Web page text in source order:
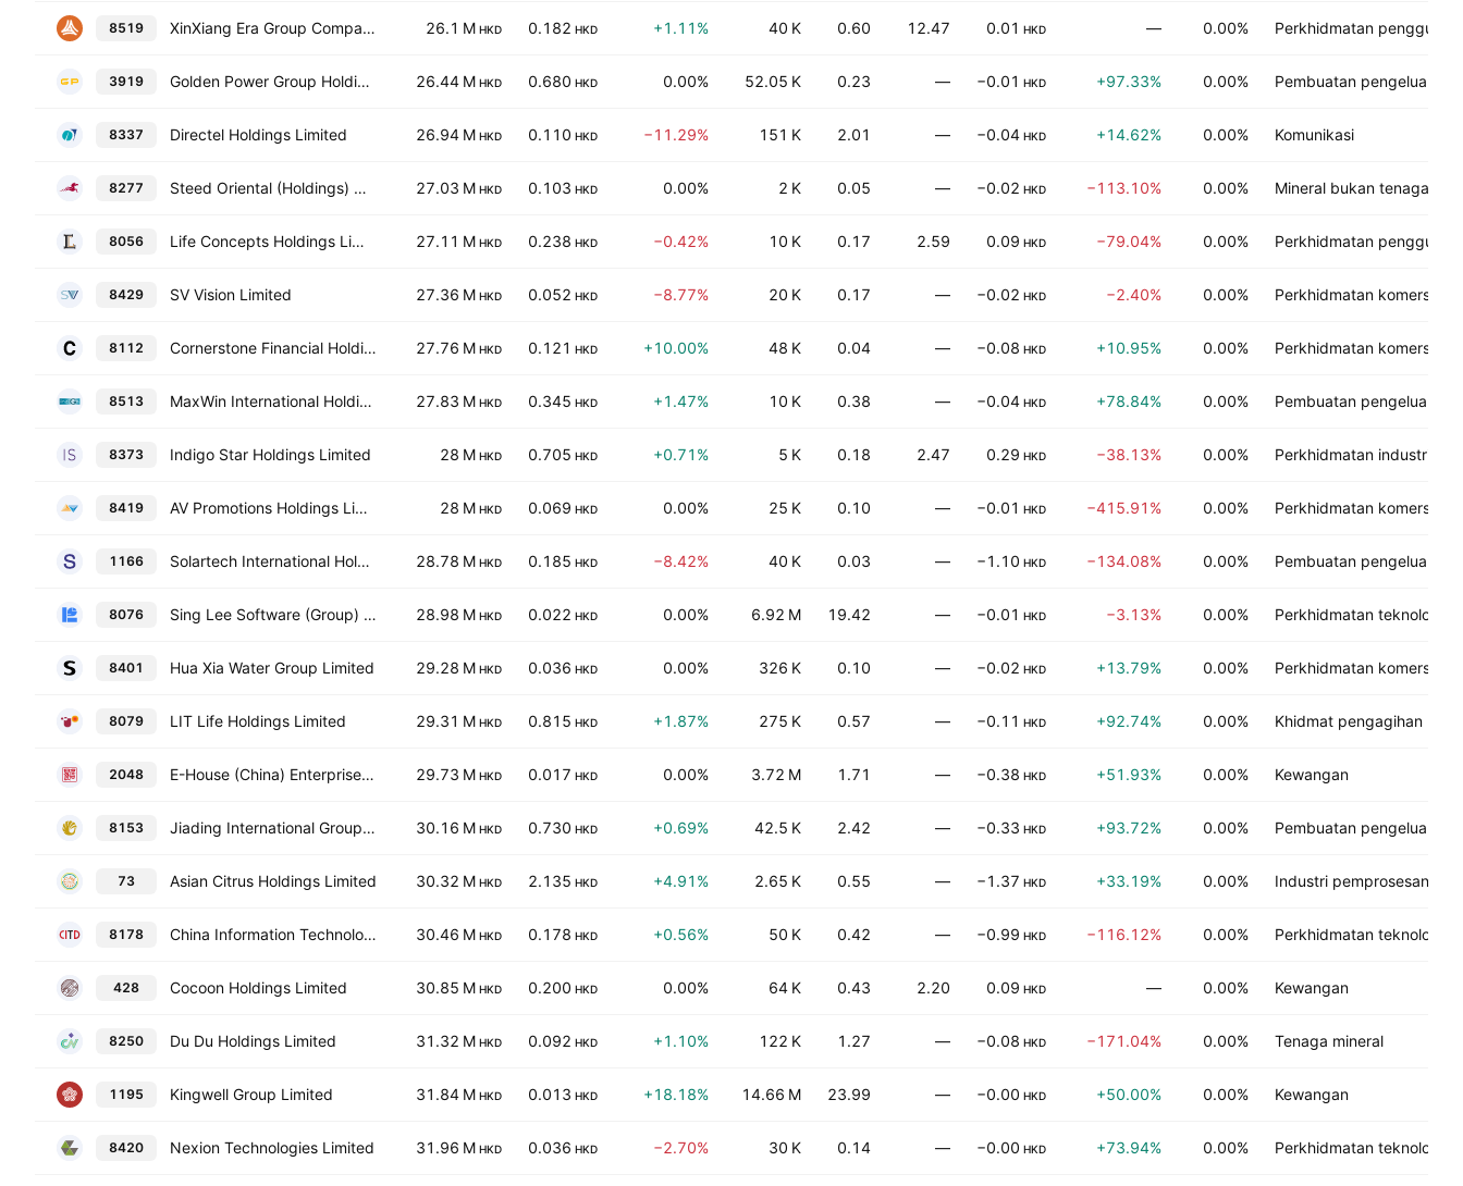
8519 XinXiang Era Group Company Limited 26.1 M HKD 0.182 HKD +1.11% 40 K 0.60 12.47 0.01 HKD — 0.00% Perkhidmatan pengguna
3919 Golden Power Group Holdings Ltd. 26.44 M HKD 0.680 HKD 0.00% 52.05 K 0.23 — −0.01 HKD +97.33% 0.00% Pembuatan pengeluar
8337 Directel Holdings Limited 26.94 M HKD 0.110 HKD −11.29% 151 K 2.01 — −0.04 HKD +14.62% 0.00% Komunikasi
8277 Steed Oriental (Holdings) Company Ltd. 27.03 M HKD 0.103 HKD 0.00% 2 K 0.05 — −0.02 HKD −113.10% 0.00% Mineral bukan tenaga
8056 Life Concepts Holdings Limited 27.11 M HKD 0.238 HKD −0.42% 10 K 0.17 2.59 0.09 HKD −79.04% 0.00% Perkhidmatan pengguna
8429 SV Vision Limited 27.36 M HKD 0.052 HKD −8.77% 20 K 0.17 — −0.02 HKD −2.40% 0.00% Perkhidmatan komersial
8112 Cornerstone Financial Holdings Limited 27.76 M HKD 0.121 HKD +10.00% 48 K 0.04 — −0.08 HKD +10.95% 0.00% Perkhidmatan komersial
8513 MaxWin International Holdings Limited 27.83 M HKD 0.345 HKD +1.47% 10 K 0.38 — −0.04 HKD +78.84% 0.00% Pembuatan pengeluar
8373 Indigo Star Holdings Limited 28 M HKD 0.705 HKD +0.71% 5 K 0.18 2.47 0.29 HKD −38.13% 0.00% Perkhidmatan industri
8419 AV Promotions Holdings Limited 28 M HKD 0.069 HKD 0.00% 25 K 0.10 — −0.01 HKD −415.91% 0.00% Perkhidmatan komersial
1166 Solartech International Holdings Limited 28.78 M HKD 0.185 HKD −8.42% 40 K 0.03 — −1.10 HKD −134.08% 0.00% Pembuatan pengeluar
8076 Sing Lee Software (Group) Ltd. 28.98 M HKD 0.022 HKD 0.00% 6.92 M 19.42 — −0.01 HKD −3.13% 0.00% Perkhidmatan teknologi
8401 Hua Xia Water Group Limited 29.28 M HKD 0.036 HKD 0.00% 326 K 0.10 — −0.02 HKD +13.79% 0.00% Perkhidmatan komersial
8079 LIT Life Holdings Limited 29.31 M HKD 0.815 HKD +1.87% 275 K 0.57 — −0.11 HKD +92.74% 0.00% Khidmat pengagihan
2048 E-House (China) Enterprise Holdings Limited 29.73 M HKD 0.017 HKD 0.00% 3.72 M 1.71 — −0.38 HKD +51.93% 0.00% Kewangan
8153 Jiading International Group Holdings Limited 30.16 M HKD 0.730 HKD +0.69% 42.5 K 2.42 — −0.33 HKD +93.72% 0.00% Pembuatan pengeluar
73 Asian Citrus Holdings Limited 30.32 M HKD 2.135 HKD +4.91% 2.65 K 0.55 — −1.37 HKD +33.19% 0.00% Industri pemprosesan
8178 China Information Technology Development Limited 30.46 M HKD 0.178 HKD +0.56% 50 K 0.42 — −0.99 HKD −116.12% 0.00% Perkhidmatan teknologi
428 Cocoon Holdings Limited 30.85 M HKD 0.200 HKD 0.00% 64 K 0.43 2.20 0.09 HKD — 0.00% Kewangan
8250 Du Du Holdings Limited 31.32 M HKD 0.092 HKD +1.10% 122 K 1.27 — −0.08 HKD −171.04% 0.00% Tenaga mineral
1195 Kingwell Group Limited 31.84 M HKD 0.013 HKD +18.18% 14.66 M 23.99 — −0.00 HKD +50.00% 0.00% Kewangan
8420 Nexion Technologies Limited 31.96 M HKD 0.036 HKD −2.70% 30 K 0.14 — −0.00 HKD +73.94% 0.00% Perkhidmatan teknologi